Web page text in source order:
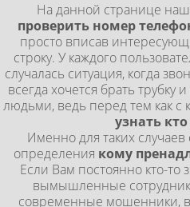
На данной странице
проверить номер
просто вписав
строку. У каждого
случалась ситуация, когда
всегда хочется брать
людьми, ведь перед тем как с
узнать
Именно для таких
определения кому
Если Вам постоянно кто-то
вымышленные
современные мошенники,